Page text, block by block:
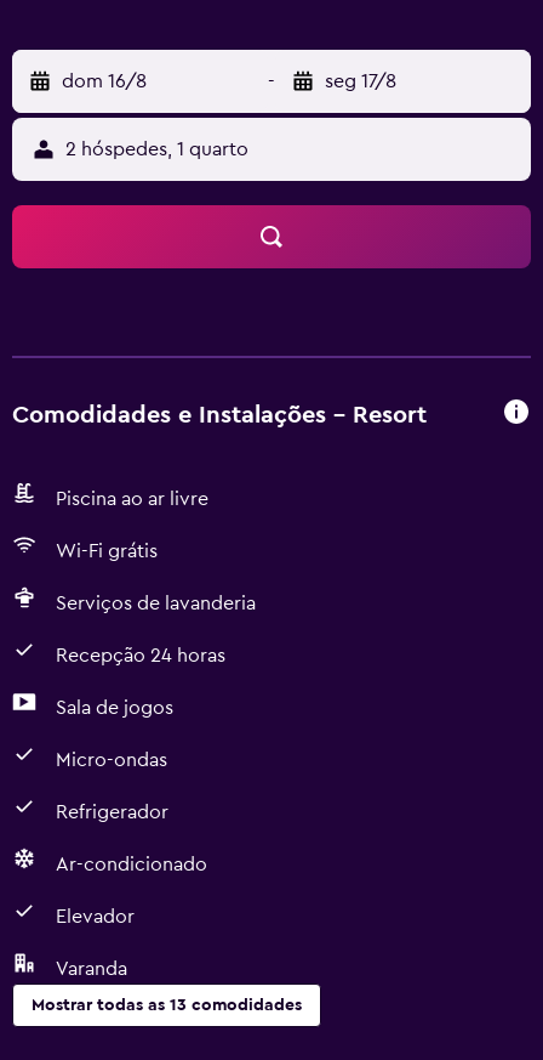
dom 16/8 - seg 17/8
2 hóspedes, 1 quarto
Comodidades e Instalações - Resort
Piscina ao ar livre
Wi-Fi grátis
Serviços de lavanderia
Recepção 24 horas
Sala de jogos
Micro-ondas
Refrigerador
Ar-condicionado
Elevador
Varanda
Mostrar todas as 13 comodidades